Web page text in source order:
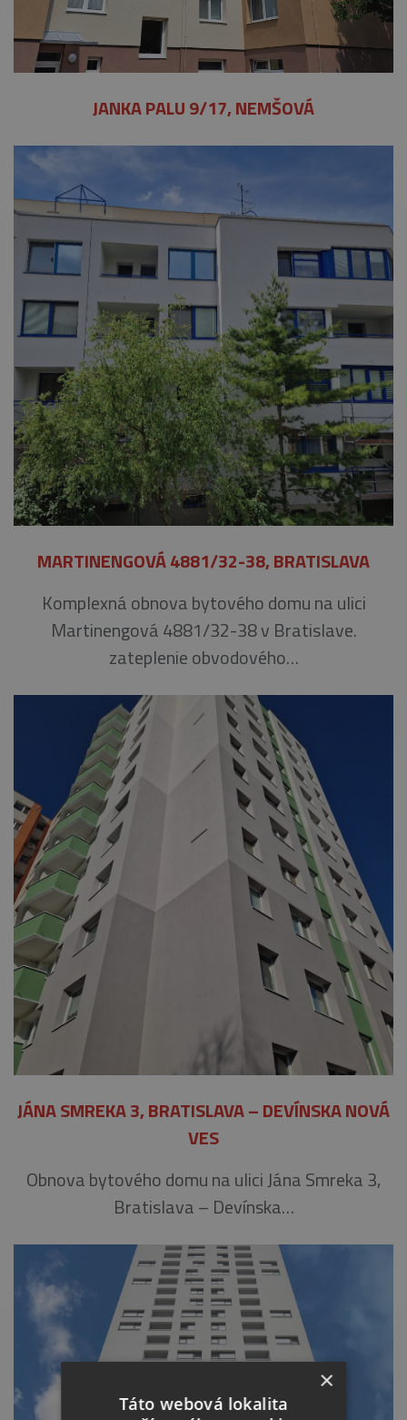
JANKA PALU 9/17, NEMŠOVÁ
MARTINENGOVÁ 4881/32-38, BRATISLAVA
Komplexná obnova bytového domu na ulici
Martinengová 4881/32-38 v Bratislave.
zateplenie obvodového…
JÁNA SMREKA 3, BRATISLAVA – DEVÍNSKA NOVÁ
VES
Obnova bytového domu na ulici Jána Smreka 3,
Bratislava – Devínska…
×
Táto webová lokalita